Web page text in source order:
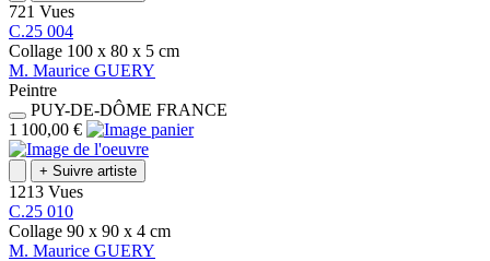
721 Vues
C.25 004
Collage 100 x 80 x 5 cm
M. Maurice GUERY
Peintre
PUY-DE-DÔME FRANCE
1 100,00 €
+ Suivre artiste
1213 Vues
C.25 010
Collage 90 x 90 x 4 cm
M. Maurice GUERY